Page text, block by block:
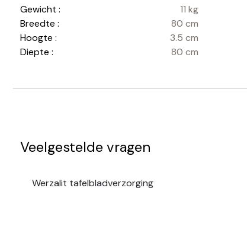
Gewicht :
11 kg
Breedte :
80 cm
Hoogte :
3.5 cm
Diepte :
80 cm
Veelgestelde vragen
Werzalit tafelbladverzorging